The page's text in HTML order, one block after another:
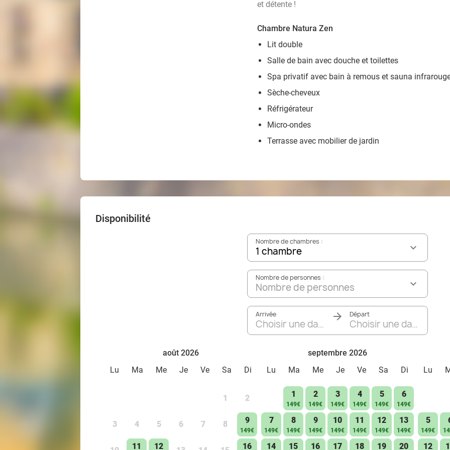
et détente !
Chambre Natura Zen
Lit double
Salle de bain avec douche et toilettes
Spa privatif avec bain à remous et sauna
Sèche-cheveux
Réfrigérateur
Micro-ondes
Terrasse avec mobilier de jardin
Disponibilité
Nombre de chambres :
1 chambre
Nombre de personnes :
Nombre de personnes
Arrivée
Choisir une date
Départ
Choisir une date
août 2026
Lu
Ma Me Je Ve Sa Di
1 2
3 4 5 6 7 8 9
149€
11 12 16
septembre 2026
Lu
Ma Me Je Ve Sa Di
1
149€
2
149€
3
149€
4
149€
5
149€
6
149€
7
149€
8
149€
9
149€
10
149€
11
149€
12
149€
13
149€
14 15 16 17 18 19 20
Lu
5
149€
12